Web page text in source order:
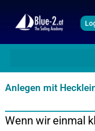
Inhalt
springen
Anlegen mit
Wenn wir einmal